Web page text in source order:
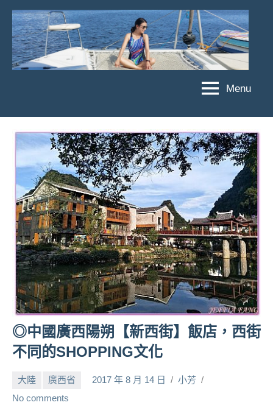
Skip
content
菲
亞
JEFFIA
FANG
亞
粉
絲
團、
主
題
旅
遊、
達
人
帶
路、
旅
遊
節
賓、
Menu
◎中國廣西陽朔【新西街】飯店，西街
不同的SHOPPING文化
大陸 廣西省 2017 年 8 月 14 日
小芳
No comments